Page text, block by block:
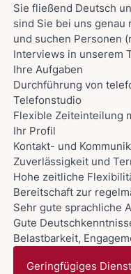
Sie fließend Deutsch
sind Sie bei uns
und suchen Personen
Interviews in unserem
Ihre Aufgaben
Durchführung von
Telefonstudio
Flexible Zeiteinteilung
Ihr Profil
Kontakt- und
Zuverlässigkeit und
Hohe zeitliche
Bereitschaft zur
Sehr gute sprachliche
Gute
Belastbarkeit,
Geringfügiges